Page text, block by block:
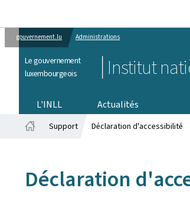
gouvernement.lu Administrations
Le gouvernement
luxembourgeois
Institut
L'INLL
Actualités
Support Déclaration d'accessibilité
Déclaration